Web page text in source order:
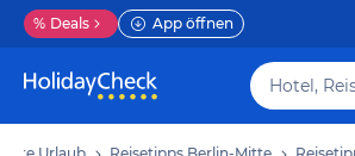
% Deals App öffnen